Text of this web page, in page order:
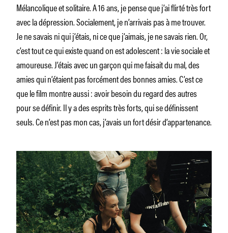
Mélancolique et solitaire. A 16 ans, je pense que j’ai flirté très fort
avec la dépression. Socialement, je n’arrivais pas à me trouver.
Je ne savais ni qui j’étais, ni ce que j’aimais, je ne savais rien. Or,
c’est tout ce qui existe quand on est adolescent : la vie sociale et
amoureuse. J’étais avec un garçon qui me faisait du mal, des
amies qui n’étaient pas forcément des bonnes amies. C’est ce
que le film montre aussi : avoir besoin du regard des autres
pour se définir. Il y a des esprits très forts, qui se définissent
seuls. Ce n’est pas mon cas, j’avais un fort désir d’appartenance.